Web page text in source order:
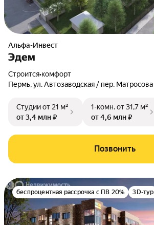
Альфа-Инвест
Эдем
Строится•комфорт
Пермь,ул. Автозаводская / пер. Матросова
Студииот 21 м²
от 3,4 млн ₽
1-комн.от 31,7 м²
от 4,6 млн ₽
Позвонить
беспроцентная рассрочка с ПВ 20% 3D-тур